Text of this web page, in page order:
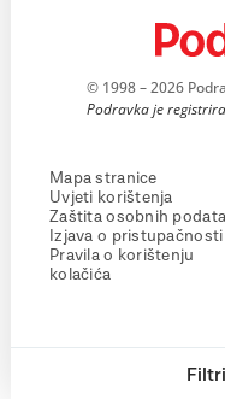
© 1998 – 2026
Podravka je
Mapa stranice
Uvjeti korištenja
Zaštita osobnih
Izjava o pristupačnosti
Pravila o korištenju
kolačića